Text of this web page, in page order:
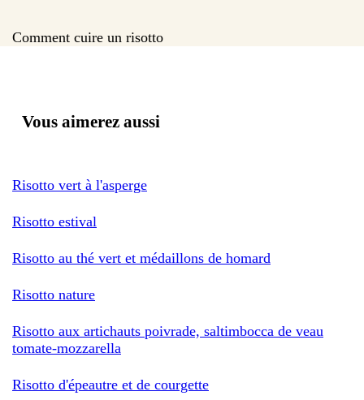
Comment cuire un risotto
Vous aimerez aussi
Risotto vert à l'asperge
Risotto estival
Risotto au thé vert et médaillons de homard
Risotto nature
Risotto aux artichauts poivrade, saltimbocca de veau
tomate-mozzarella
Risotto d'épeautre et de courgette